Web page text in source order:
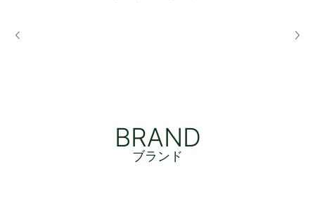
BRAND
ブランド